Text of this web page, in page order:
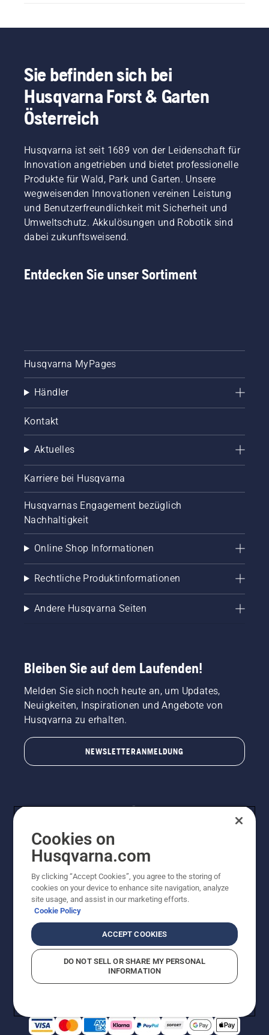
Sie befinden sich bei
Husqvarna Forst & Garten
Österreich
Husqvarna ist seit 1689 von der Leidenschaft für
Innovation angetrieben und bietet professionelle
Produkte für Wald, Park und Garten. Unsere
wegweisenden Innovationen vereinen Leistung
und Benutzerfreundlichkeit mit Sicherheit und
Umweltschutz. Akkulösungen und Robotik sind
dabei zukunftsweisend.
Entdecken Sie unser Sortiment
Husqvarna MyPages
Händler
Kontakt
Aktuelles
Karriere bei Husqvarna
Husqvarnas Engagement bezüglich
Nachhaltigkeit
Online Shop Informationen
Rechtliche Produktinformationen
Andere Husqvarna Seiten
Bleiben Sie auf dem Laufenden!
Melden Sie sich noch heute an, um Updates,
Neuigkeiten, Inspirationen und Angebote von
Husqvarna zu erhalten.
NEWSLETTERANMELDUNG
© Husqvarna AB (publ). Alle Rechte vorbehalten.
Preisänderungen, Irrtümer, Text- und Satzfehler sind
vorbehalten. Bei den Preisangaben handelt es sich um
unverbindliche Preisempfehlungen in Euro inkl. der
unverbindliche Preisempfehlungen (inkl. MwSt), es sei
denn sie sind für den direkten Kauf verfügbar.
Cookie-RichtlinieNutzungsbedingungenAGBs
ImpressumVermutete Verstöße melden
Cookies on
Husqvarna.com
By clicking “Accept Cookies”, you agree to the storing of
cookies on your device to enhance site navigation, analyze
site usage, and assist in our marketing efforts.
Cookie Policy
ACCEPT COOKIES
DO NOT SELL OR SHARE MY PERSONAL
INFORMATION